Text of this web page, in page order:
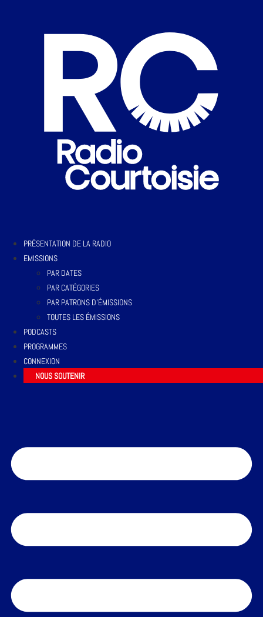
PRÉSENTATION DE LA RADIO
EMISSIONS
PAR DATES
PAR CATÉGORIES
PAR PATRONS D’ÉMISSIONS
TOUTES LES ÉMISSIONS
PODCASTS
PROGRAMMES
CONNEXION
NOUS SOUTENIR